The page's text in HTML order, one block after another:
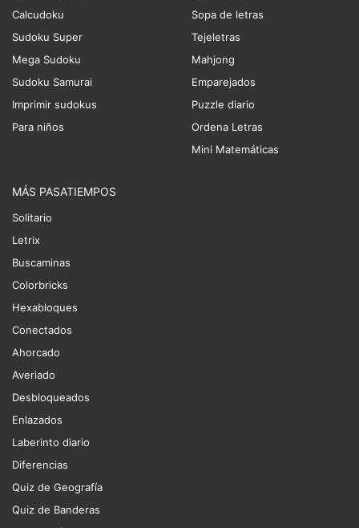
Calcudoku
Sudoku Super
Mega Sudoku
Sudoku Samurai
Imprimir sudokus
Para niños
Sopa de letras
Tejeletras
Mahjong
Emparejados
Puzzle diario
Ordena Letras
Mini Matemáticas
MÁS PASATIEMPOS
Solitario
Letrix
Buscaminas
Colorbricks
Hexabloques
Conectados
Ahorcado
Averiado
Desbloqueados
Enlazados
Laberinto diario
Diferencias
Quiz de Geografía
Quiz de Banderas